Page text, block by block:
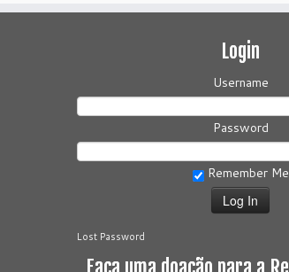
Login
Username
Password
Remember Me
Lost Password
Faça uma doação para a